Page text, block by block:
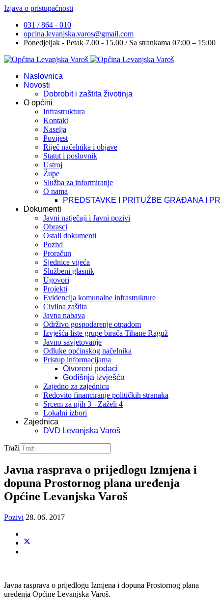
Izjava o pristupačnosti
031 / 864 - 010
opcina.levanjska.varos@gmail.com
Ponedjeljak - Petak 7.00 - 15.00 / Sa strankama 07:00 – 15:00
Naslovnica
Novosti
Dobrobit i zaštita životinja
O općini
Infrastruktura
Kontakt
Naselja
Povijest
Riječ načelnika i objave
Statut i poslovnik
Ustroj
Župe
Služba za informiranje
O nama
PREDSTAVKE I PRITUŽBE GRAĐANA I
Dokumenti
Javni natječaji i Javni pozivi
Obrasci
Ostali dokumenti
Pozivi
Proračun
Sjednice vijeća
Službeni glasnik
Ugovori
Projekti
Evidencija komunalne infrastrukture
Civilna zaštita
Javna nabava
Održivo gospodarenje otpadom
Izvješća liste grupe birača Tihane Raguž
Javno savjetovanje
Odluke općinskog načelnika
Pristup informacijama
Otvoreni podaci
Godišnja izvješća
Zajedno za zajednicu
Redovito financiranje političkih stranaka
Srcem za njih 3 - Zaželi 4
Lokalni izbori
Zajednica
DVD Levanjska Varoš
Traži
Javna rasprava o prijedlogu Izmjena i
dopuna Prostornog plana uređenja
Općine Levanjska Varoš
Pozivi 28. 06. 2017
Javna rasprava o prijedlogu Izmjena i dopuna Prostornog plana
uređenja Općine Levanjska Varoš.